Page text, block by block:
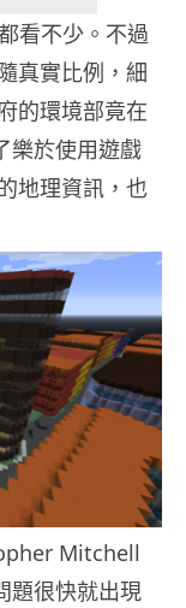
看不少。不過
真實比例，細
的環境部竟在
樂於使用遊戲
地理資訊，也
Mitchell
題很快就出現